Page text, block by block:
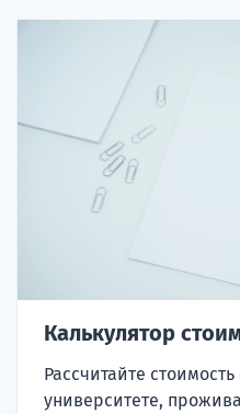
Калькулятор
Рассчитайте
университете,